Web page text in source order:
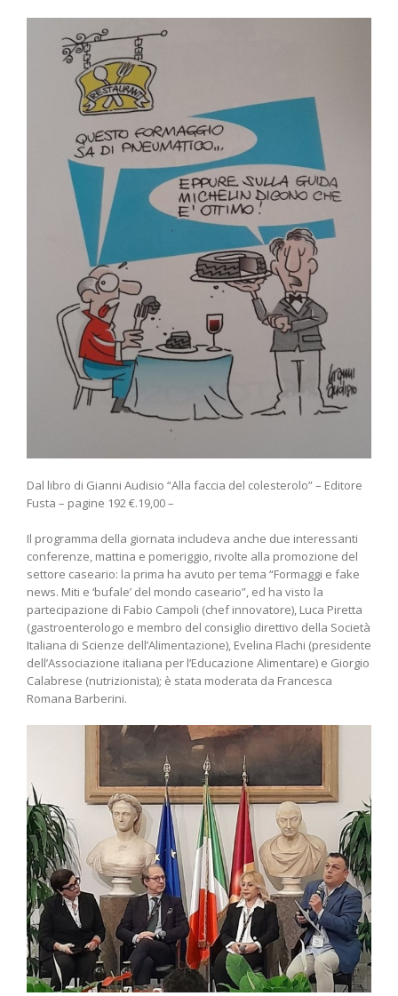
Dal libro di Gianni Audisio “Alla faccia del colesterolo” – Editore
Fusta – pagine 192 €.19,00 –
Il programma della giornata includeva anche due interessanti
conferenze, mattina e pomeriggio, rivolte alla promozione del
settore caseario: la prima ha avuto per tema “Formaggi e fake
news. Miti e ‘bufale’ del mondo caseario”, ed ha visto la
partecipazione di Fabio Campoli (chef innovatore), Luca Piretta
(gastroenterologo e membro del consiglio direttivo della Società
Italiana di Scienze dell’Alimentazione), Evelina Flachi (presidente
dell’Associazione italiana per l’Educazione Alimentare) e Giorgio
Calabrese (nutrizionista); è stata moderata da Francesca
Romana Barberini.